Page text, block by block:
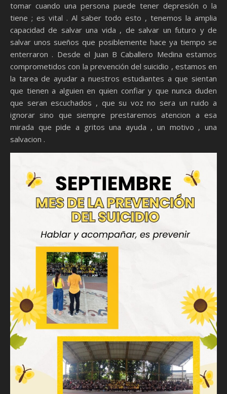
tomar cuando una persona puede tener depresión o la
tiene ; es vital . Al saber todo esto , tenemos la amplia
capacidad de salvar una vida , de salvar un futuro y de
salvar unos sueños que posiblemente hace ya tiempo se
enterraron . Desde el Juan B Caballero Medina estamos
comprometidos con la prevención del suicidio , estamos en
la tarea de ayudar a nuestros estudiantes a que sientan
que tienen a alguien en quien confiar y que nunca duden
que seran escuchados , que su voz no sera un ruido a
ignorar sino que siempre prestaremos atencion a esa
mirada que pide a gritos una ayuda , un motivo , una
salvacion .